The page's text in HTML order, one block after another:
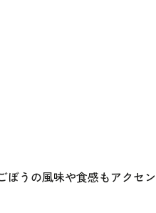
うの風味や食感もアクセ